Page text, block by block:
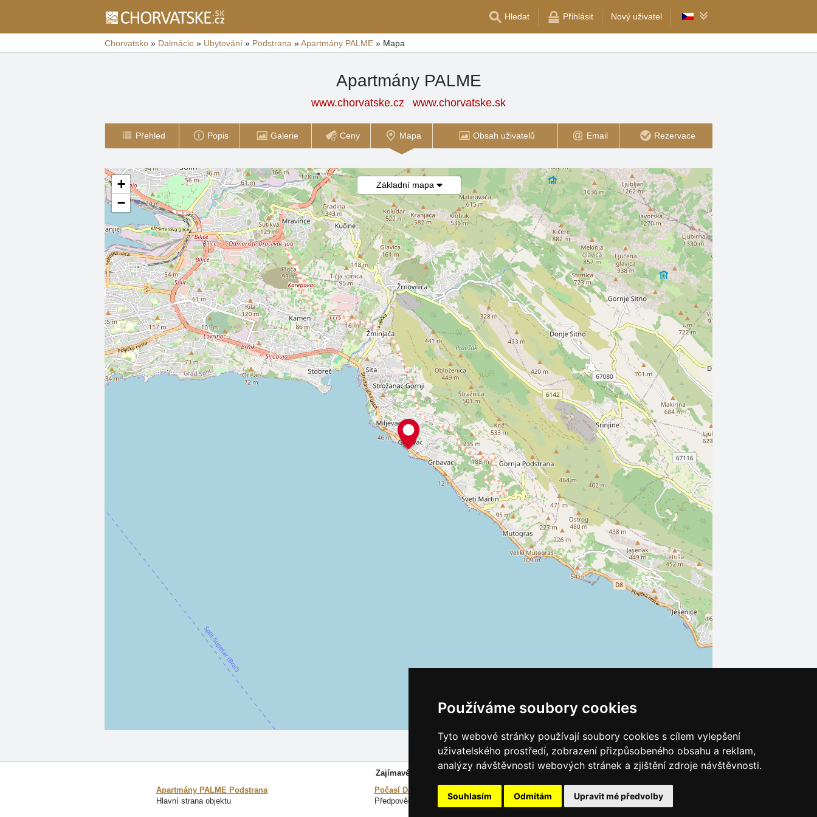
Používáme soubory cookies
Tyto webové stránky používají soubory cookies s cílem vylepšení
uživatelského prostředí, zobrazení přizpůsobeného obsahu a reklam,
analýzy návštěvnosti webových stránek a zjištění zdroje návštěvnosti.
Souhlasím Odmítám Upravit mé předvolby
Hledat Přihlásit Nový uživatel
Chorvatsko » Dalmácie » Ubytování » Podstrana »Apartmány PALME » Mapa
Apartmány PALME
www.chorvatske.cz www.chorvatske.sk
Přehled Popis Galerie Ceny Mapa Obsah uživatelů Email Rezervace
Základní mapa
+
−
Zajímavé odkazy:
Apartmány PALME Podstrana
Hlavní strana objektu
Počasí Dalmácie
Předpověď počasí, online kamery
Poloha, Služby, Okolí